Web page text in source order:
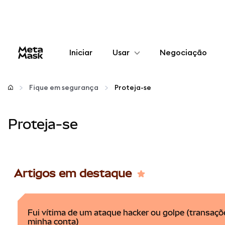
Iniciar Usar
Configurar
Fique em segurança
Negociação
Fique em segurança Proteja-se
Proteja-se
Artigos em destaque
Fui vítima de um ataque hacker ou golpe
minha conta)